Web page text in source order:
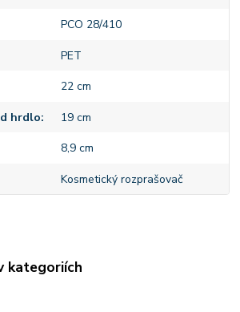
PCO 28/410
PET
22 cm
hrdlo 19 cm
8,9 cm
Kosmetický rozprašovač
kategoriích